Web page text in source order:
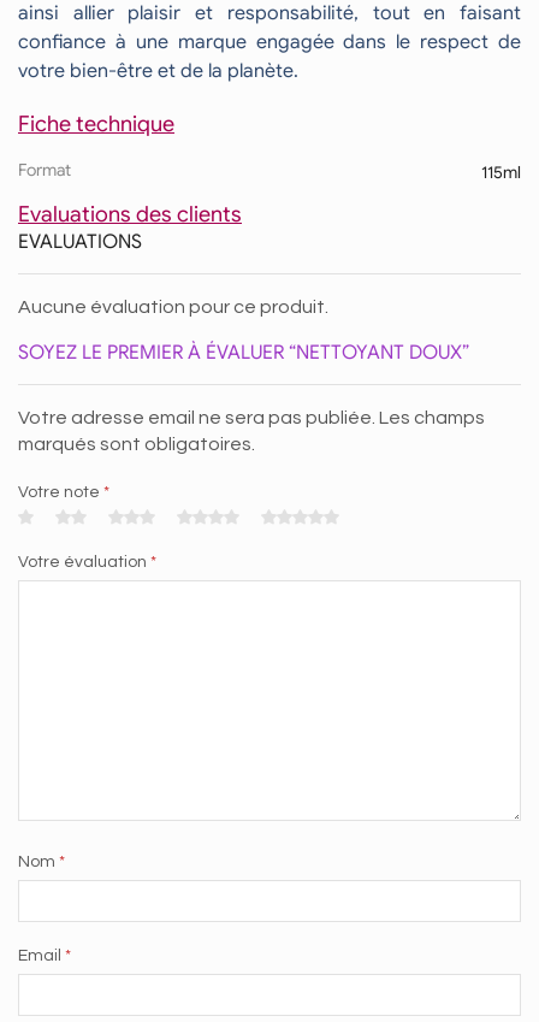
ainsi allier plaisir et responsabilité, tout en faisant
confiance à une marque engagée dans le respect de
votre bien-être et de la planète.
Fiche technique
Format 115ml
Evaluations des clients
EVALUATIONS
Aucune évaluation pour ce produit.
SOYEZ LE PREMIER À ÉVALUER “NETTOYANT DOUX”
Votre adresse email ne sera pas publiée. Les champs
marqués sont obligatoires.
Votre note *
Votre évaluation *
Nom *
Email *